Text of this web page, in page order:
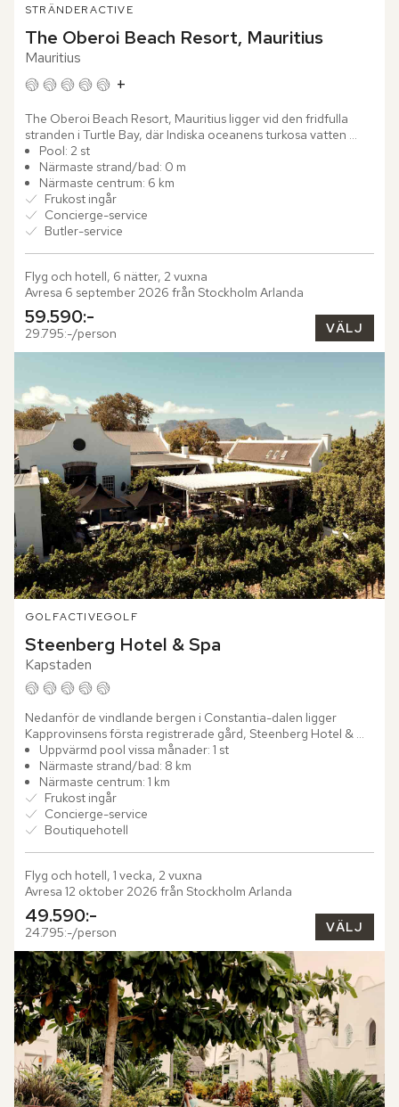
STRÄNDERACTIVE
The Oberoi Beach Resort, Mauritius
Mauritius
+
The Oberoi Beach Resort, Mauritius ligger vid den fridfulla
stranden i Turtle Bay, där Indiska oceanens turkosa vatten
möter tät tropisk grönska. Luften bär doften av exotiska...
Pool: 2 st
Närmaste strand/bad: 0 m
Närmaste centrum: 6 km
Frukost ingår
Concierge-service
Butler-service
Flyg och hotell, 6 nätter, 2 vuxna
Avresa 6 september 2026 från Stockholm Arlanda
59.590:-
29.795:-/person VÄLJ
GOLFACTIVEGOLF
Steenberg Hotel & Spa
Kapstaden
Nedanför de vindlande bergen i Constantia-dalen ligger
Kapprovinsens första registrerade gård, Steenberg Hotel &
Spa. Bland vinrankor som sträcker sig mot horisonten och
vitputsade...
Uppvärmd pool vissa månader: 1 st
Närmaste strand/bad: 8 km
Närmaste centrum: 1 km
Frukost ingår
Concierge-service
Boutiquehotell
Flyg och hotell, 1 vecka, 2 vuxna
Avresa 12 oktober 2026 från Stockholm Arlanda
49.590:-
24.795:-/person VÄLJ